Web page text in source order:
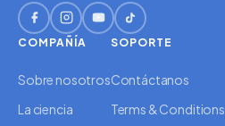
COMPAÑÍA
Sobre nosotros
La ciencia
SOPORTE
Contáctanos
Terms & Conditions